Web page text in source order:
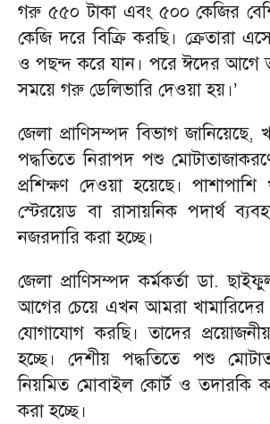
গরু ৫৫০ টাকা এবং ৫০০ কেজির
কেজি দরে বিক্রি করছি। ক্রেতারা
ও পছন্দ করে যান। পরে ঈদের আগে
সময়ে গরু ডেলিভারি দেওয়া হয়।’
জেলা প্রাণিসম্পদ বিভাগ জানিয়েছে,
পদ্ধতিতে নিরাপদ পশু
প্রশিক্ষণ দেওয়া হয়েছে। পাশাপাশি
স্টেরয়েড বা রাসায়নিক পদার্থ
নজরদারি করা হচ্ছে।
জেলা প্রাণিসম্পদ কর্মকর্তা ডা.
আগের চেয়ে এখন আমরা
যোগাযোগ করছি। তাদের
হচ্ছে। দেশীয় পদ্ধতিতে পশু
নিয়মিত মোবাইল কোর্ট ও তদারকি
করা হচ্ছে।